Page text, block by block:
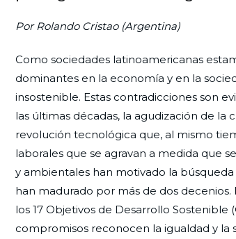
Por Rolando Cristao (Argentina)
Como sociedades latinoamericanas
dominantes en la economía y en la
insostenible. Estas contradicciones son
las últimas décadas, la agudización de
revolución tecnológica que, al mismo
laborales que se agravan a medida que
y ambientales han motivado la
han madurado por más de dos
los 17 Objetivos de Desarrollo Sostenible
compromisos reconocen la igualdad y la